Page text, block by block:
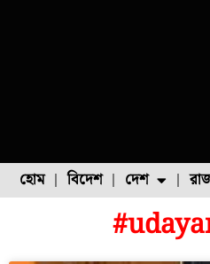
হোম বিদেশ দেশ
ফুল চাষ